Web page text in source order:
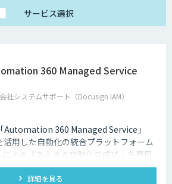
サービス選択
360 Managed Service
社システムサポート（Docusign IAM）
Automation 360 Managed Service」
活用した自動化の統合プラットフォーム
よる『あらゆる自動化の成功』を費用
詳細を見る